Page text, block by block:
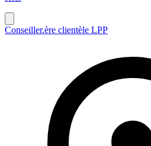
Conseiller.ère clientèle LPP